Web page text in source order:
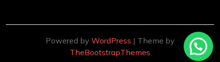
Powered by WordPress | Theme by
TheBootstrapThemes